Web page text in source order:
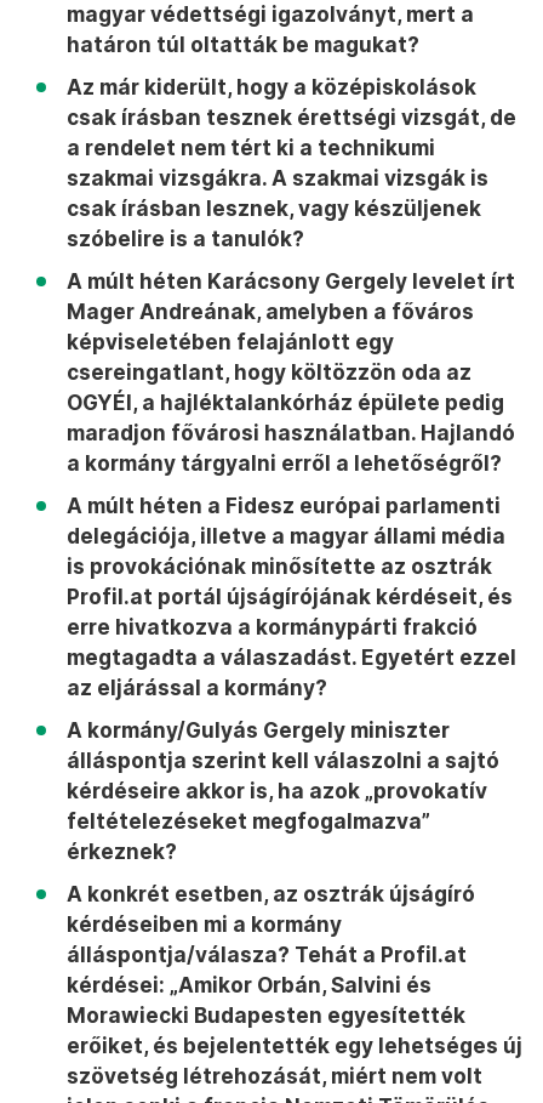
magyar védettségi igazolványt, mert a
határon túl oltatták be magukat?
Az már kiderült, hogy a középiskolások
csak írásban tesznek érettségi vizsgát, de
a rendelet nem tért ki a technikumi
szakmai vizsgákra. A szakmai vizsgák is
csak írásban lesznek, vagy készüljenek
szóbelire is a tanulók?
A múlt héten Karácsony Gergely levelet írt
Mager Andreának, amelyben a főváros
képviseletében felajánlott egy
csereingatlant, hogy költözzön oda az
OGYÉI, a hajléktalankórház épülete pedig
maradjon fővárosi használatban. Hajlandó
a kormány tárgyalni erről a lehetőségről?
A múlt héten a Fidesz európai parlamenti
delegációja, illetve a magyar állami média
is provokációnak minősítette az osztrák
Profil.at portál újságírójának kérdéseit, és
erre hivatkozva a kormánypárti frakció
megtagadta a válaszadást. Egyetért ezzel
az eljárással a kormány?
A kormány/Gulyás Gergely miniszter
álláspontja szerint kell válaszolni a sajtó
kérdéseire akkor is, ha azok „provokatív
feltételezéseket megfogalmazva”
érkeznek?
A konkrét esetben, az osztrák újságíró
kérdéseiben mi a kormány
álláspontja/válasza? Tehát a Profil.at
kérdései: „Amikor Orbán, Salvini és
Morawiecki Budapesten egyesítették
erőiket, és bejelentették egy lehetséges új
szövetség létrehozását, miért nem volt